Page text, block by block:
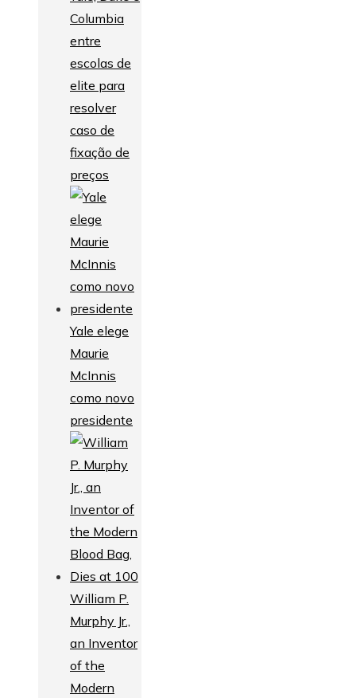
Columbia
entre
escolas de
elite para
resolver
caso de
fixação de
preços
Yale elege
Maurie
McInnis
como novo
presidente
William P.
Murphy Jr.,
an Inventor
of the
Modern